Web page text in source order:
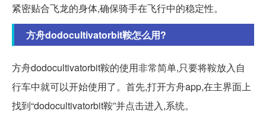
紧密贴合飞龙的身体,确保骑手在飞行中的稳定性。
方舟dodocultivatorbit鞍怎么用?
方舟dodocultivatorbit鞍的使用非常简单,只要将鞍放入自
行车中就可以开始使用了。首先,打开方舟app,在主界面上
找到“dodocultivatorbit鞍”并点击进入,系统。